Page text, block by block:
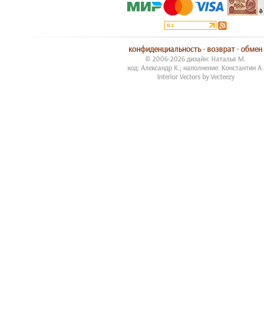
конфиденциальность• возврат •обмен
© 2006-2026 дизайн: Наталья М.
код: Александр К.; наполнение: Константин А.
Interior Vectors by Vecteezy